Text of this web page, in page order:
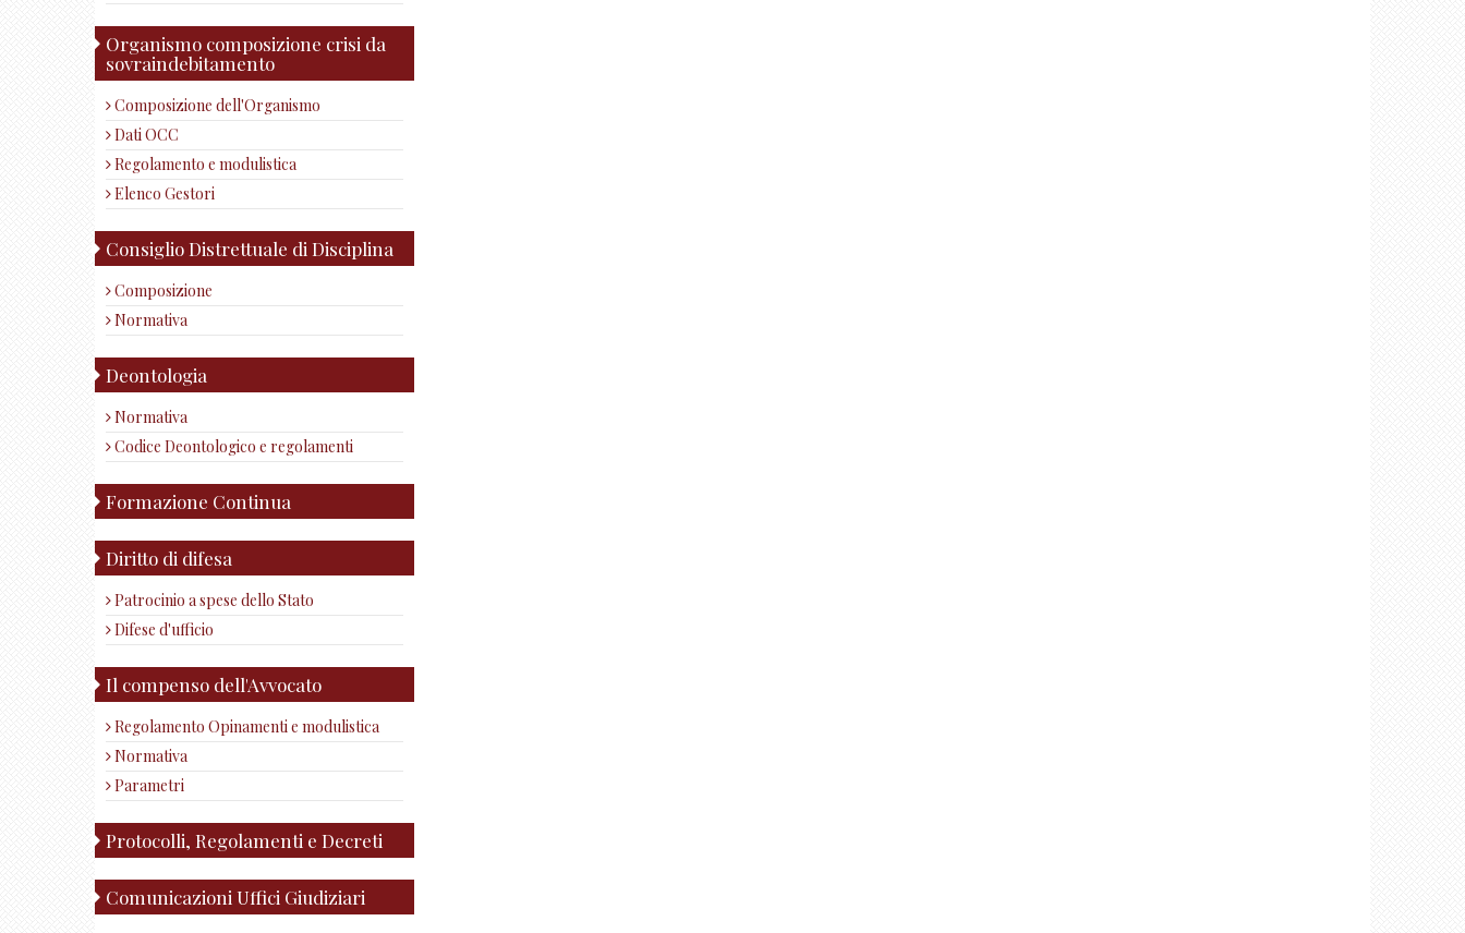
Organismo composizione crisi da
sovraindebitamento
Composizione dell'Organismo
Dati OCC
Regolamento e modulistica
Elenco Gestori
Consiglio Distrettuale di Disciplina
Composizione
Normativa
Deontologia
Normativa
Codice Deontologico e regolamenti
Formazione Continua
Diritto di difesa
Patrocinio a spese dello Stato
Difese d'ufficio
Il compenso dell'Avvocato
Regolamento Opinamenti e modulistica
Normativa
Parametri
Protocolli, Regolamenti e Decreti
Comunicazioni Uffici Giudiziari